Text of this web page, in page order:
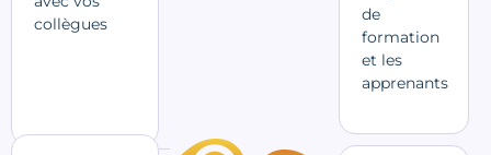
collègues
de
formation
et les
apprenants